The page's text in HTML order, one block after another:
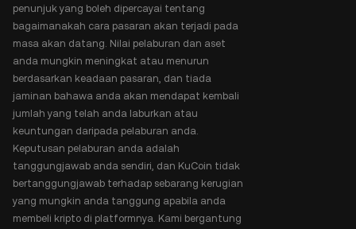
penunjuk yang boleh dipercayai tentang
bagaimanakah cara pasaran akan terjadi pada
masa akan datang. Nilai pelaburan dan aset
anda mungkin meningkat atau menurun
berdasarkan keadaan pasaran, dan tiada
jaminan bahawa anda akan mendapat kembali
jumlah yang telah anda laburkan atau
keuntungan daripada pelaburan anda.
Keputusan pelaburan anda adalah
tanggungjawab anda sendiri, dan KuCoin tidak
bertanggungjawab terhadap sebarang kerugian
yang mungkin anda tanggung apabila anda
membeli kripto di platformnya. Kami bergantung